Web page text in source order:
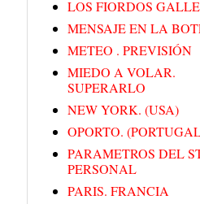
LOS FIORDOS
MENSAJE EN LA
METEO . PREVISIÓN
MIEDO A VOLAR.
SUPERARLO
NEW YORK. (USA)
OPORTO.
PARAMETROS DEL
PERSONAL
PARIS. FRANCIA